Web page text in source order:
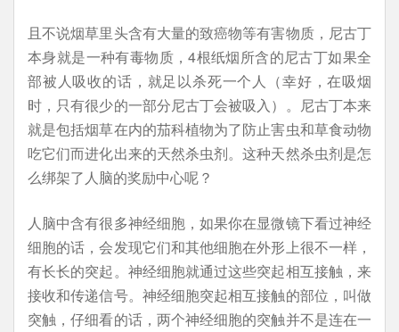
且不说烟草里头含有大量的致癌物等有害物质，尼古丁
本身就是一种有毒物质，4根纸烟所含的尼古丁如果全
部被人吸收的话，就足以杀死一个人（幸好，在吸烟
时，只有很少的一部分尼古丁会被吸入）。尼古丁本来
就是包括烟草在内的茄科植物为了防止害虫和草食动物
吃它们而进化出来的天然杀虫剂。这种天然杀虫剂是怎
么绑架了人脑的奖励中心呢？
人脑中含有很多神经细胞，如果你在显微镜下看过神经
细胞的话，会发现它们和其他细胞在外形上很不一样，
有长长的突起。神经细胞就通过这些突起相互接触，来
接收和传递信号。神经细胞突起相互接触的部位，叫做
突触，仔细看的话，两个神经细胞的突触并不是连在一